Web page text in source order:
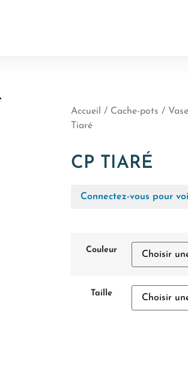
Accueil / Cache-pots /
Tiaré
CP TIARÉ
Connectez-vous pour
Couleur
Taille